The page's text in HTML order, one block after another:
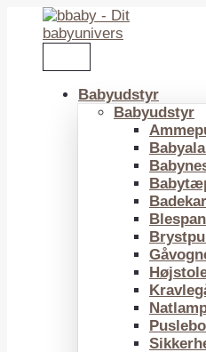
Babyudstyr
Babyudstyr
Badekar